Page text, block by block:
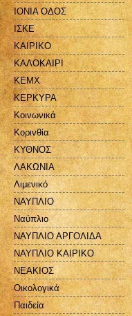
ΙΟΝΙΑ ΟΔΟΣ
ΙΣΚΕ
ΚΑΙΡΙΚΟ
ΚΑΛΟΚΑΙΡΙ
ΚΕΜΧ
ΚΕΡΚΥΡΑ
Κοινωνικά
Κορινθία
ΚΥΘΝΟΣ
ΛΑΚΩΝΙΑ
Λιμενικό
ΝΑΥΠΛΙΟ
Ναύπλιο
ΝΑΥΠΛΙΟ ΑΡΓΟΛΙΔΑ
ΝΑΥΠΛΙΟ ΚΑΙΡΙΚΟ
ΝΕΑΚΙΟΣ
Οικολογικά
Παιδεία